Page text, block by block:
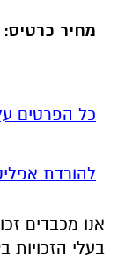
כל הפרטים
בפרסומינו
כתובת המייל: